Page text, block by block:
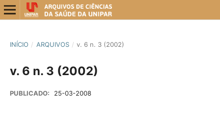
INÍCIO / ARQUIVOS / v. 6 n. 3 (2002)
v. 6 n. 3 (2002)
PUBLICADO: 25-03-2008